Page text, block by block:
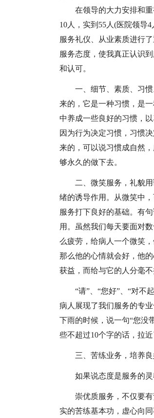
在领导的大力安排和
10人，实到55人(医院领导
服务礼仪、从业素质进行
服务态度，使我真正认识
和认可。
一、细节、素质、习
来的，它是一种习惯，是
中养成一些良好的习惯，
因为行为决定习惯，习惯
来的，可以说习惯成自然
够永久的做下去。
二、微笑服务，礼貌
绪的诱导作用。从微笑中
服务打下良好的基础。有
用。虽然我们每天要面对
么疲劳，给病人一个微笑
那么他的心情就会好，他
获益，而给与它的人分毫不
“请”、“您好”、“对不
病人展现了我们服务的专
下雨的时候，说一句“您没
些不超过10个字的话，拉
三、苦练业务，培养良
如果说态度是服务的
崇优质服务，不仅要
实的苦练基本功，虚心向